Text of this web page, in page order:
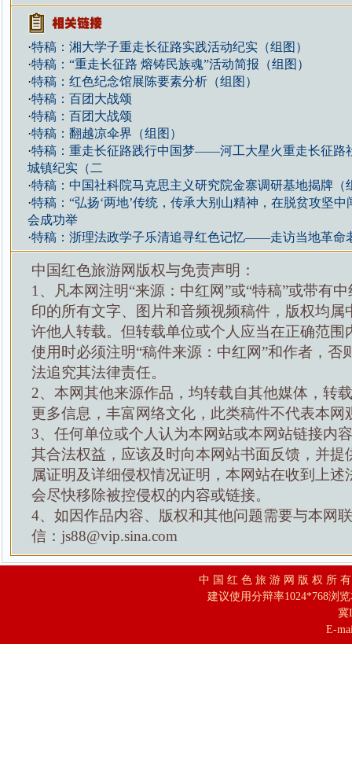
·特稿：湘大学子重走长征路实践活动纪实（组图）
·特稿：“重走长征路 熔铸民族魂”活动简报（组图）
·特稿：红色纪念馆展陈要素分析（组图）
·特稿：百团大战颂
·特稿：百团大战颂
·特稿：翻越凉伞界（组图）
·特稿：重走长征路践行中国梦——河工大星火重走长征路
城镇纪实（二
·特稿：中国社科院马克思主义研究院金寨调研基地揭牌（
·特稿：“弘扬‘两地’传统，传承大别山精神，在脱贫攻坚中
会成功举
·特稿：浙理法政学子乐清追寻红色记忆——走访当地革命
中国红色旅游网版权与免责声明：
1、凡本网注明“来源：中红网”或“特稿”或带有
印的所有文字、图片和音频视频稿件，版权均属
许他人转载。但转载单位或个人应当在正确范围
使用时必须注明“稿件来源：中红网”和作者，否
法追究其法律责任。
2、本网其他来源作品，均转载自其他媒体，转
更多信息，丰富网络文化，此类稿件不代表本网
3、任何单位或个人认为本网站或本网站链接内
其合法权益，应该及时向本网站书面反馈，并提
属证明及详细侵权情况证明，本网站在收到上述
会尽快移除被控侵权的内容或链接。
4、如因作品内容、版权和其他问题需要与本网
信：js88@vip.sina.com
中 国 红 色 旅 游 网 版 权 所
建议使用分辩率1024*768浏
冀
E-